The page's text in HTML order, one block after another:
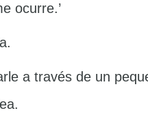
ocurre.’
a través de un